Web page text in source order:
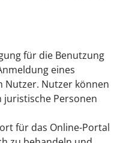
für die Benutzung
eines
Nutzer. Nutzer können
Personen
für das Online-Portal